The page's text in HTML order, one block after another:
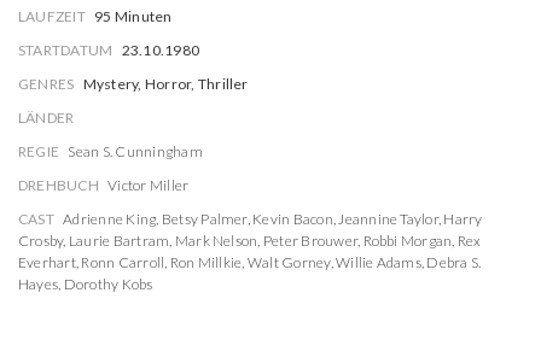
LAUFZEIT 95 Minuten
STARTDATUM 23.10.1980
GENRES Mystery, Horror, Thriller
LÄNDER
REGIE Sean S. Cunningham
DREHBUCH Victor Miller
CAST Adrienne King, Betsy Palmer, Kevin Bacon,Jeannine Taylor, Harry
Crosby, Laurie Bartram, Mark Nelson, Peter Brouwer, Robbi Morgan, Rex
Everhart, Ronn Carroll, Ron Millkie, Walt Gorney,Willie Adams, Debra S.
Hayes, Dorothy Kobs